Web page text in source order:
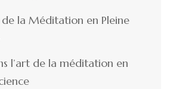
la Méditation en Pleine
l’art de la méditation en